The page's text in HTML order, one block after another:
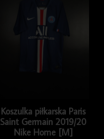
Koszulka piłkarska Paris
Saint Germain 2019/20
Nike Home [M]